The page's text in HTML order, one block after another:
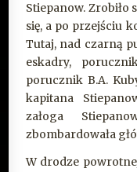
Stiepanow. Zrobiło
się, a po przejściu
Tutaj, nad czarną
eskadry,
porucznik B.A.
kapitana
załoga
zbombardowała
W drodze